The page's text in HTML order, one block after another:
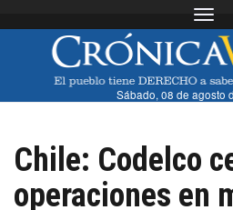
Sábado, 08 de agosto
Chile: Codelco
operaciones en